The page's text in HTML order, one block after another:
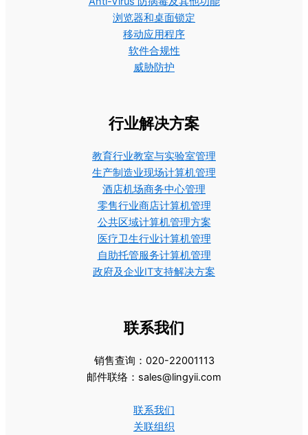
浏览器和桌面锁定
移动应用程序
软件合规性
威胁防护
行业解决方案
教育行业教室与实验室管理
生产制造业现场计算机管理
酒店机场商务中心管理
零售行业商店计算机管理
公共区域计算机管理方案
医疗卫生行业计算机管理
自助托管服务计算机管理
政府及企业IT支持解决方案
联系我们
销售查询：020-22001113
邮件联络：sales@lingyii.com
联系我们
关联组织